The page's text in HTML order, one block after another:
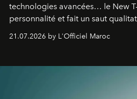
technologies avancées… le New
personnalité et fait un saut
constructeur allemand a revu en
fétiche pour le rendre plus
21.07.2026 by L'Officiel Maroc